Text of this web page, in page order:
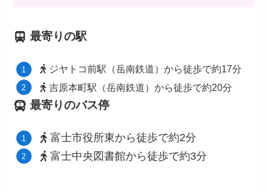
最寄りの駅
ジヤトコ前駅（岳南鉄道）から徒歩で約17分
吉原本町駅（岳南鉄道）から徒歩で約20分
最寄りのバス停
富士市役所東から徒歩で約2分
富士中央図書館から徒歩で約3分